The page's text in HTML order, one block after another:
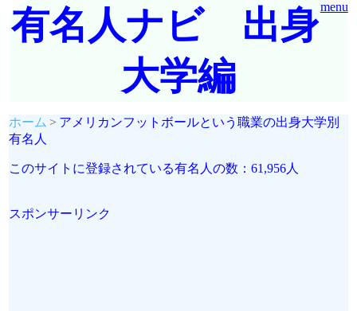
menu
有名人ナビ 出身
大学編
ホーム
アメリカンフットボールという職業の出身大学別
有名人
このサイトに登録されている有名人の数：61,956人
スポンサーリンク